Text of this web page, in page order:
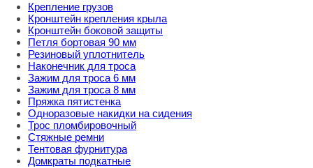
Крепление грузов
Кронштейн крепления крыла
Кронштейн боковой защиты
Петля бортовая 90 мм
Резиновый уплотнитель
Наконечник для троса
Зажим для троса 6 мм
Зажим для троса 8 мм
Пряжка пятистенка
Одноразовые накидки на сидения
Трос пломбировочный
Стяжные ремни
Тентовая фурнитура
Домкраты подкатные